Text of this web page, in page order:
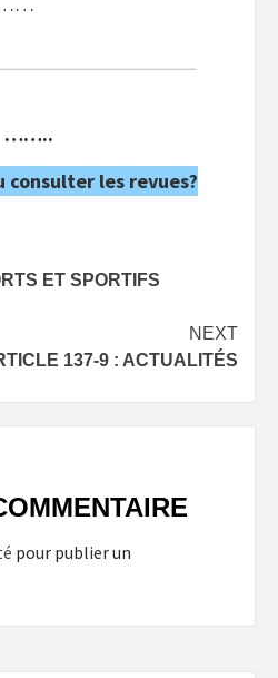
……..
les revues?
ET SPORTIFS
NEXT
137-9 : ACTUALITÉS
pour publier un